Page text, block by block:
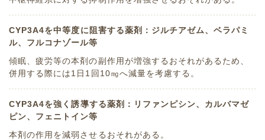
CYP3A4を中等度に阻害する薬剤：ジルチアゼム、ベラパミ
ル、フルコナゾール等
傾眠、疲労等の本剤の副作用が増強するおそれがあるため、
併用する際には1日1回10㎎へ減量を考慮する。
CYP3A4を強く誘導する薬剤：リファンピシン、カルバマゼ
ピン、フェニトイン等
本剤の作用を減弱させるおそれがある。